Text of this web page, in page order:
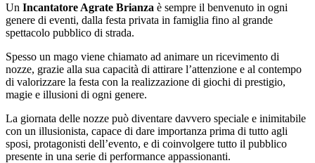
Un Incantatore Agrate Brianza è sempre il benvenuto in ogni
genere di eventi, dalla festa privata in famiglia fino al grande
spettacolo pubblico di strada.
Spesso un mago viene chiamato ad animare un ricevimento di
nozze, grazie alla sua capacità di attirare l’attenzione e al contempo
di valorizzare la festa con la realizzazione di giochi di prestigio,
magie e illusioni di ogni genere.
La giornata delle nozze può diventare davvero speciale e inimitabile
con un illusionista, capace di dare importanza prima di tutto agli
sposi, protagonisti dell’evento, e di coinvolgere tutto il pubblico
presente in una serie di performance appassionanti.